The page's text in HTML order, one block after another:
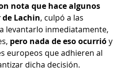
nota que hace algunos
de Lachin, culpó a las
levantarlo inmediatamente,
pero nada de eso ocurrió y
europeos que adhieren al
dicha decisión.